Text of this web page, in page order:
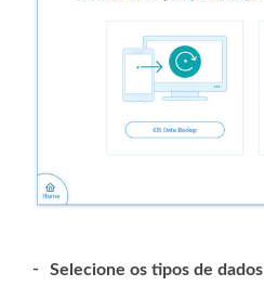
- Selecione os tipos de dados